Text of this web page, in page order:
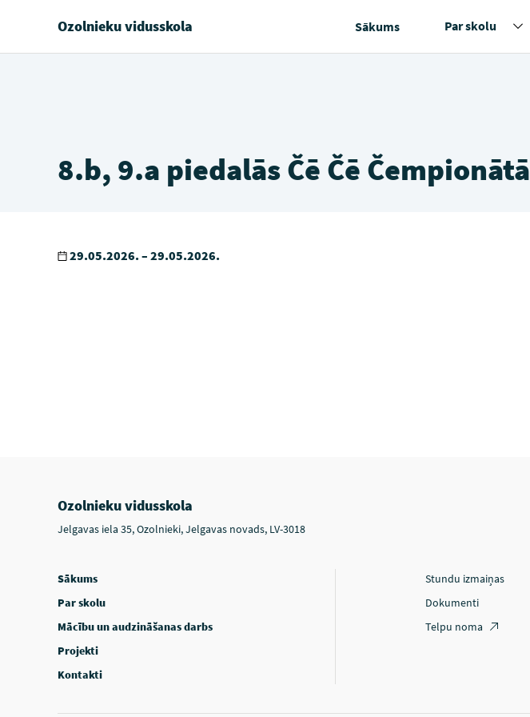
Ozolnieku vidusskola Sākums Par skolu
8.b, 9.a piedalās Čē Čē Čempionātā
29.05.2026. – 29.05.2026.
Ozolnieku vidusskola
Jelgavas iela 35, Ozolnieki, Jelgavas novads, LV-3018
Sākums
Par skolu
Mācību un audzināšanas darbs
Projekti
Kontakti
Stundu izmaiņas
Dokumenti
Telpu noma